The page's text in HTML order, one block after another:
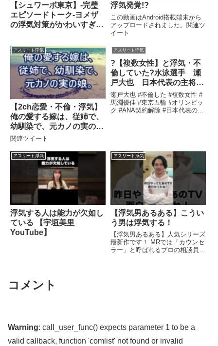
【シュワーボ東京】-完璧
エピソードトーク-ヨメザ
の浮気対策がかわいすぎ
浮気発覚!?
この動画はAndroid搭載端末から
アップロードされました。関連ツ
イート
アスリート浮気
【2ch恋愛・不倫・浮気】
俺の愛する嫁は、従姉で、
幼馴染で、元カノの実の
娘。
関連ツイート
アスリート浮気
?【複数女性】と浮気・不
倫していた?水泳選手 瀬
戸大也 日本代表の主将を
辞退 ANA契約解除 馬淵
優佳 アスリート界から剥
奪か？ 期待された選手だ
瀬戸大也 #不倫した #複数女性 #
馬淵優佳 #東京五輪 #オリンピッ
ク #ANA契約解除 #日本代表の主
アスリート浮気
浮気する人は能力が欠如し
ている 【宇垣美里
YouTube】
アスリート浮気
【浮気男あるある】こうい
う男は浮気する！
【浮気男あるある】人気シリーズ
最新作です！ MRでは「カウンセ
ラー」と呼ばれるプロの相談員
コメント
Warning: call_user_func() expects parameter 1 to be a
valid callback, function 'comlist' not found or invalid